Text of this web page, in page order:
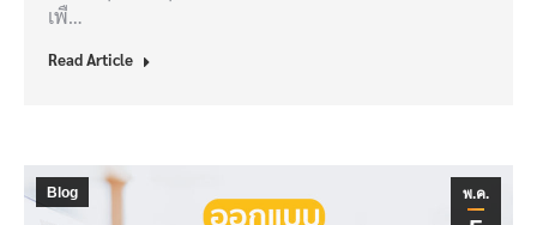
เพื…
Read Article
พ.ค.
Blog